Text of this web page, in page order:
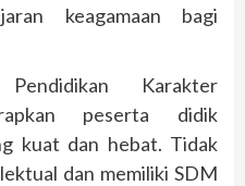
keagamaan bagi
Karakter
peserta didik
kuat dan hebat. Tidak
dan memiliki SDM